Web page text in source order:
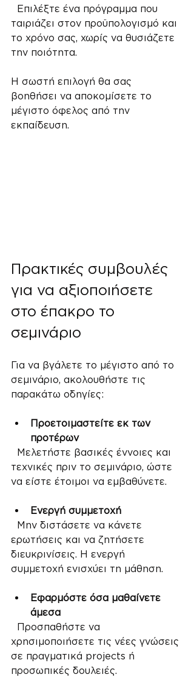
ταιριάζει στον προϋπολογισμό και
το χρόνο σας, χωρίς να θυσιάζετε
την ποιότητα.
Η σωστή επιλογή θα σας
βοηθήσει να αποκομίσετε το
μέγιστο όφελος από την
εκπαίδευση.
Πρακτικές συμβουλές
για να αξιοποιήσετε
στο έπακρο το
σεμινάριο
Για να βγάλετε το μέγιστο από το
σεμινάριο, ακολουθήστε τις
παρακάτω οδηγίες:
Προετοιμαστείτε εκ των
προτέρων
τεχνικές πριν το σεμινάριο, ώστε
να είστε έτοιμοι να εμβαθύνετε.
Ενεργή συμμετοχή
ερωτήσεις και να ζητήσετε
διευκρινίσεις. Η ενεργή
συμμετοχή ενισχύει τη μάθηση.
Εφαρμόστε όσα μαθαίνετε
άμεσα
χρησιμοποιήσετε τις νέες γνώσεις
σε πραγματικά projects ή
προσωπικές δουλειές.